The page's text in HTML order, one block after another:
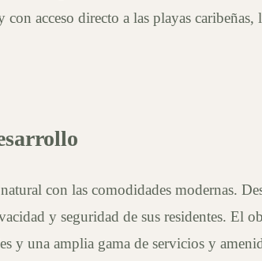
acceso directo a las playas
con las comodidades modernas.
y seguridad de sus residentes.
y una amplia gama de servicios y